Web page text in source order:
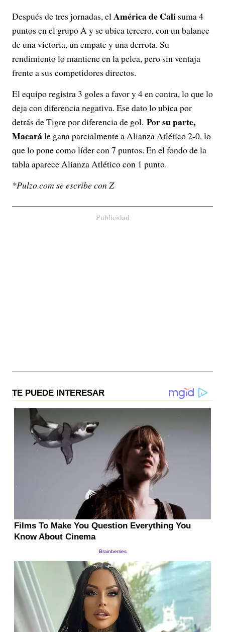
Después de tres jornadas, elAmérica de Cali suma 4
puntos en el grupo A y se ubica tercero, con un balance
de una victoria, un empate y una derrota. Su
rendimiento lo mantiene en la pelea, pero sin ventaja
frente a sus competidores directos.
El equipo registra 3 goles a favor y 4 en contra, lo que lo
deja con diferencia negativa. Ese dato lo ubica por
detrás de Tigre por diferencia de gol. Por su parte,
Macarále gana parcialmente a Alianza Atlético 2-0, lo
que lo pone como líder con 7 puntos. En el fondo de la
tabla aparece Alianza Atlético con 1 punto.
*Pulzo.com se escribe con Z
Publicidad